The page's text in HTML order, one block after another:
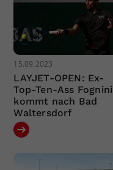
15.09.2023
LAYJET-OPEN: Ex-
Top-Ten-Ass Fognini
kommt nach Bad
Waltersdorf